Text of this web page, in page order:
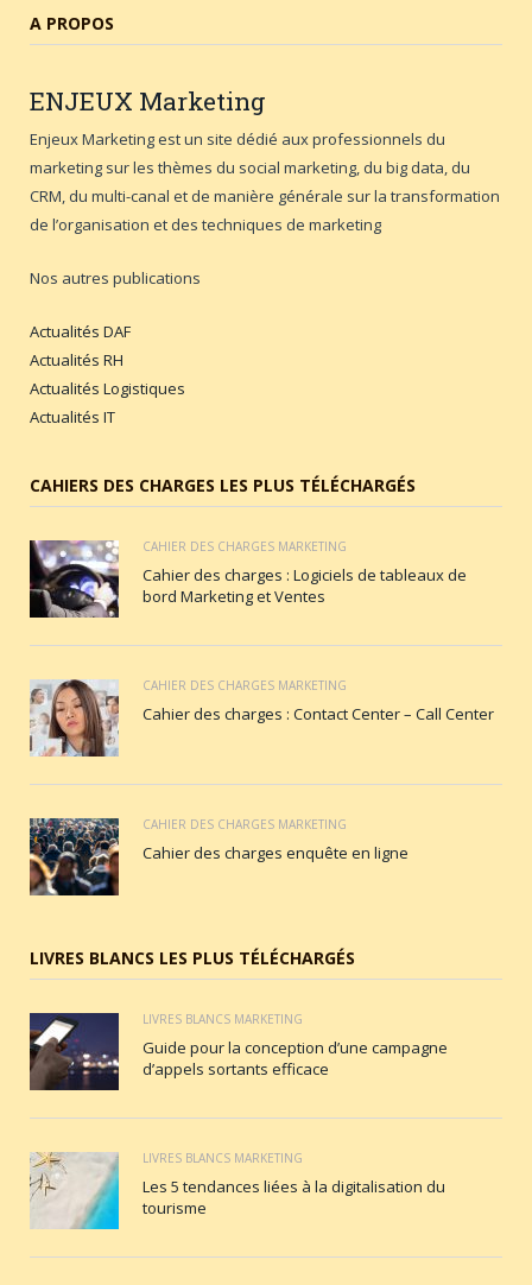
A PROPOS
ENJEUX Marketing
Enjeux Marketing est un site dédié aux professionnels du
marketing sur les thèmes du social marketing, du big data, du
CRM, du multi-canal et de manière générale sur la transformation
de l’organisation et des techniques de marketing
Nos autres publications
Actualités DAF
Actualités RH
Actualités Logistiques
Actualités IT
CAHIERS DES CHARGES LES PLUS TÉLÉCHARGÉS
CAHIER DES CHARGES MARKETING
Cahier des charges : Logiciels de tableaux de
bord Marketing et Ventes
CAHIER DES CHARGES MARKETING
Cahier des charges : Contact Center – Call Center
CAHIER DES CHARGES MARKETING
Cahier des charges enquête en ligne
LIVRES BLANCS LES PLUS TÉLÉCHARGÉS
LIVRES BLANCS MARKETING
Guide pour la conception d’une campagne
d’appels sortants efficace
LIVRES BLANCS MARKETING
Les 5 tendances liées à la digitalisation du
tourisme